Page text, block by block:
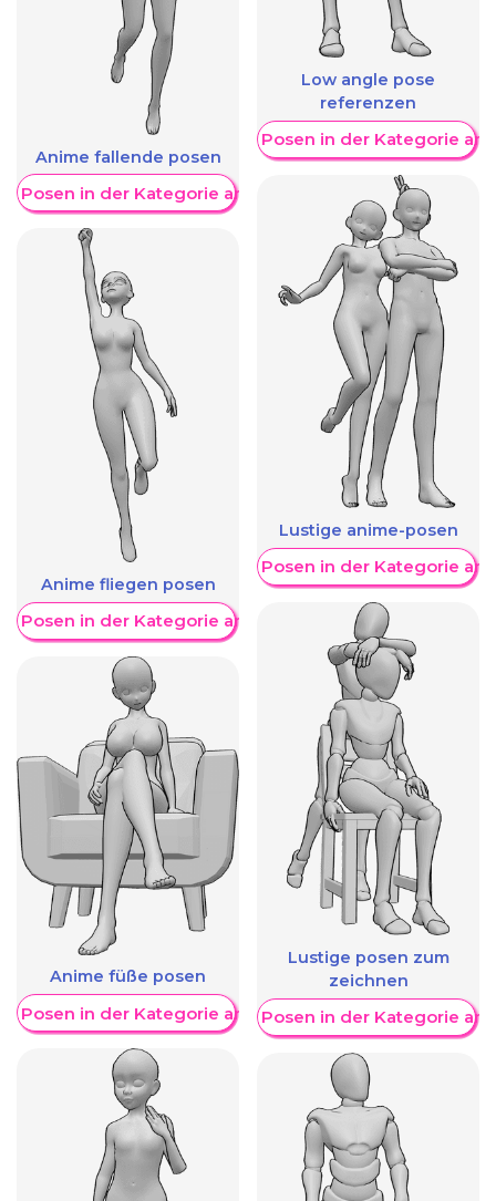
Anime fallende posen
Posen in der Kategorie anzeigen
Anime fliegen posen
Posen in der Kategorie anzeigen
Anime füße posen
Posen in der Kategorie anzeigen
Low angle pose
referenzen
Weitere Posen in der Kategorie
Lustige anime-posen
Weitere Posen in der Kategorie
Lustige posen zum
zeichnen
Weitere Posen in der Kategorie